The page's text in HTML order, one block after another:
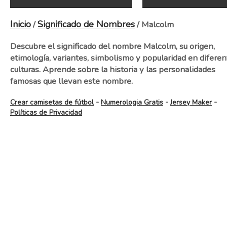
Inicio/Significado de Nombres/ Malcolm
Descubre el significado del nombre Malcolm, su origen,
etimología, variantes, simbolismo y popularidad en
culturas. Aprende sobre la historia y las personalidades
famosas que llevan este nombre.
Crear camisetas de fútbol- Numerologia Gratis -Jersey Maker-
Políticas de Privacidad